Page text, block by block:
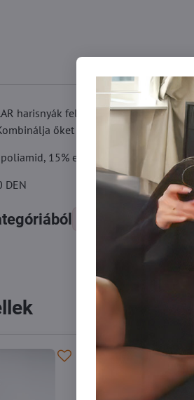
harisnyák felületén
őket egy rövid szoknyával
15% elasztán
DEN